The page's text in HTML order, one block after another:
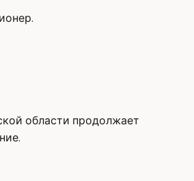
области продолжает